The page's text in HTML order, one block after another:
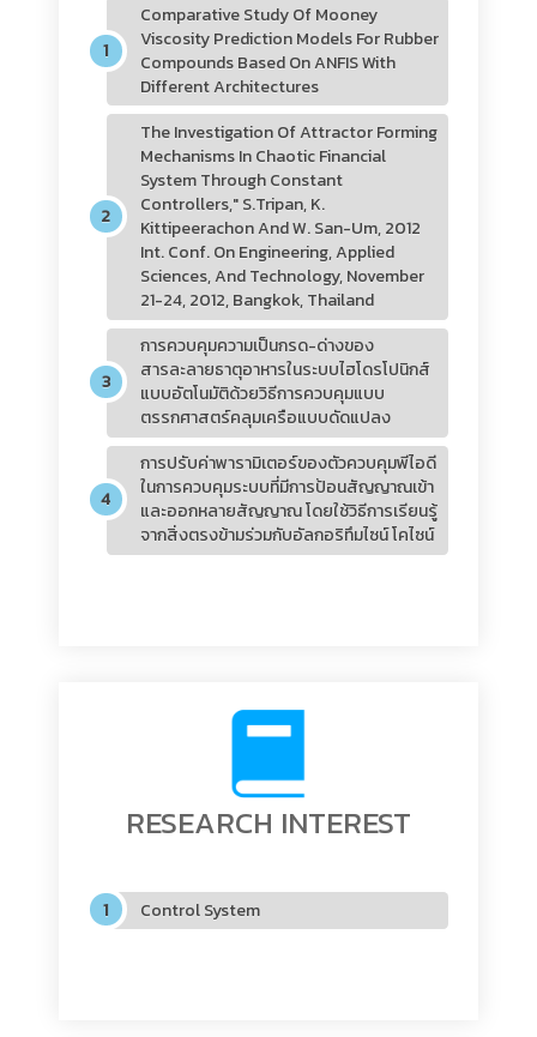
Comparative Study Of Mooney
Viscosity Prediction Models For Rubber
Compounds Based On ANFIS With
Different Architectures
The Investigation Of Attractor Forming
Mechanisms In Chaotic Financial
System Through Constant
Controllers," S.Tripan, K.
Kittipeerachon And W. San-Um, 2012
Int. Conf. On Engineering, Applied
Sciences, And Technology, November
21-24, 2012, Bangkok, Thailand
การควบคุมความเป็นกรด-ด่างของ
สารละลายธาตุอาหารในระบบไฮโดรโปนิกส์
แบบอัตโนมัติด้วยวิธีการควบคุมแบบ
ตรรกศาสตร์คลุมเครือแบบดัดแปลง
การปรับค่าพารามิเตอร์ของตัวควบคุมพีไอดี
ในการควบคุมระบบที่มีการป้อนสัญญาณเข้า
และออกหลายสัญญาณ โดยใช้วิธีการเรียนรู้
จากสิ่งตรงข้ามร่วมกับอัลกอริทึมไซน์ โคไซน์
RESEARCH INTEREST
Control System